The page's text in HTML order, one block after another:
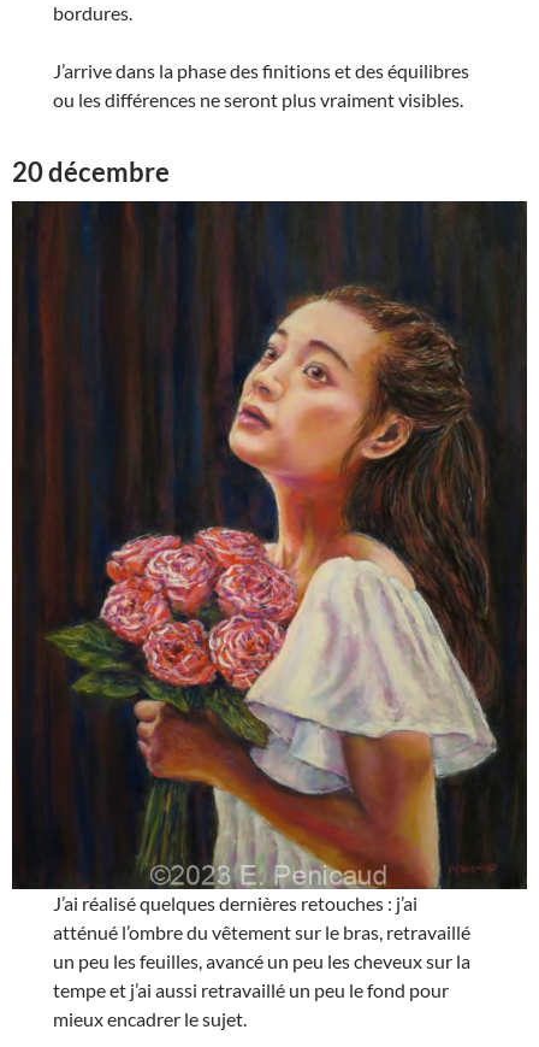
bordures.
J’arrive dans la phase des finitions et des équilibres
ou les différences ne seront plus vraiment visibles.
20 décembre
J’ai réalisé quelques dernières retouches : j’ai
atténué l’ombre du vêtement sur le bras, retravaillé
un peu les feuilles, avancé un peu les cheveux sur la
tempe et j’ai aussi retravaillé un peu le fond pour
mieux encadrer le sujet.